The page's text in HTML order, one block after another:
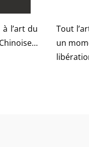
l’art du
Tout
un